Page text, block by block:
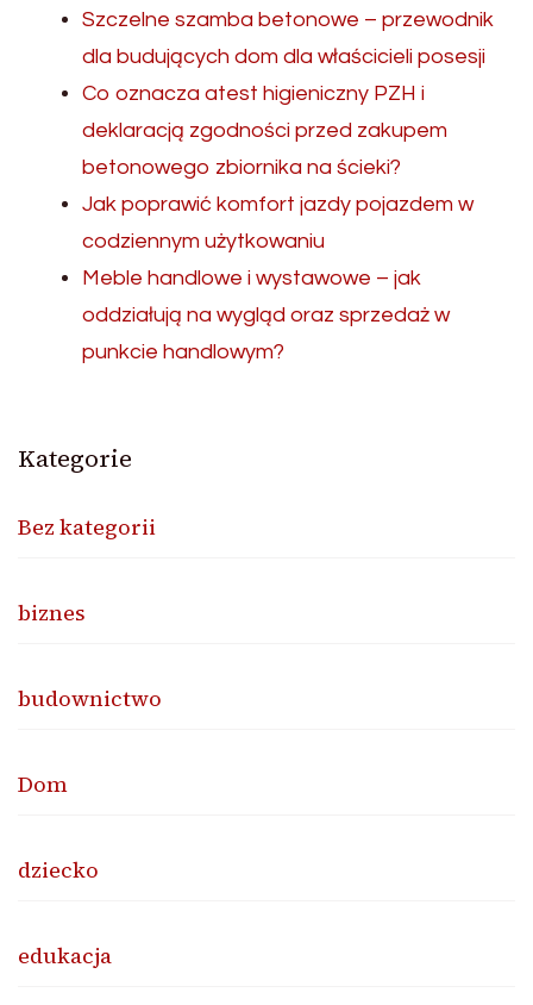
Szczelne szamba betonowe – przewodnik
dla budujących dom dla właścicieli posesji
Co oznacza atest higieniczny PZH i
deklaracją zgodności przed zakupem
betonowego zbiornika na ścieki?
Jak poprawić komfort jazdy pojazdem w
codziennym użytkowaniu
Meble handlowe i wystawowe – jak
oddziałują na wygląd oraz sprzedaż w
punkcie handlowym?
Kategorie
Bez kategorii
biznes
budownictwo
Dom
dziecko
edukacja